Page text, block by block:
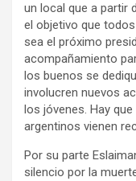
un local que a partir
el objetivo que
sea el próximo
acompañamiento
los buenos se
involucren nuevos
los jóvenes. Hay
argentinos vienen
Por su parte
silencio por la